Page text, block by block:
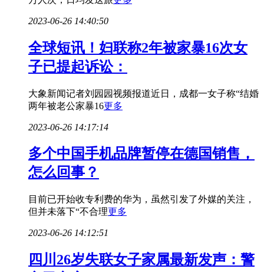
2023-06-26 14:40:50
全球短讯！妇联称2年被家暴16次女
子已提起诉讼：
大象新闻记者刘园园视频报道近日，成都一女子称“结婚
两年被老公家暴16更多
2023-06-26 14:17:14
多个中国手机品牌暂停在德国销售，
怎么回事？
目前已开始收专利费的华为，虽然引发了外媒的关注，
但并未落下“不合理更多
2023-06-26 14:12:51
四川26岁失联女子家属最新发声：警